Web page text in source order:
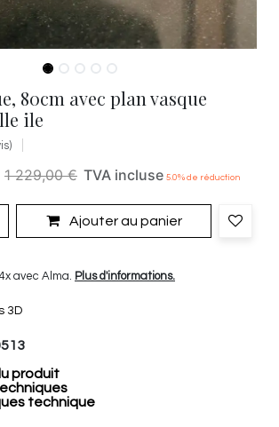
80cm avec plan vasque
ile
1 229,00€ TVA incluse 5.0% de réduction
Ajouter au panier
avec Alma. Plus d'informations.
3D
produit
technique